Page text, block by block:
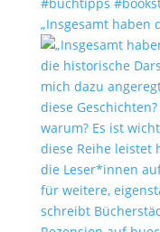
„Insgesamt haben